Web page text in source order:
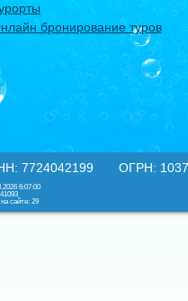
бронирование туров
7724042199 ОГРН:
6:07:00
сайте: 29